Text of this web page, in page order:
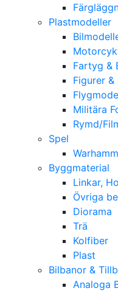
Plastmodeller
Fartyg &
Figurer &
Militära
Rymd/
Spel
Byggmaterial
Linkar,
Övriga
Diorama
Trä
Kolfiber
Plast
Bilbanor &
Analoga